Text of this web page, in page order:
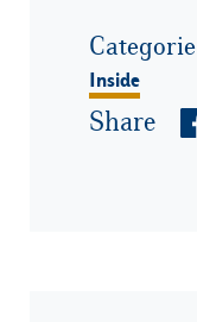
Categorie
Inside
Share